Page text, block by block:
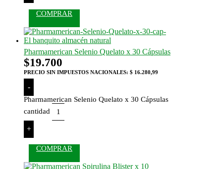
COMPRAR
Pharmamerican Selenio Quelato x 30 Cápsulas
$19.700
PRECIO SIN IMPUESTOS NACIONALES: $ 16.280,99
-
Pharmamerican Selenio Quelato x 30 Cápsulas
cantidad
+
COMPRAR